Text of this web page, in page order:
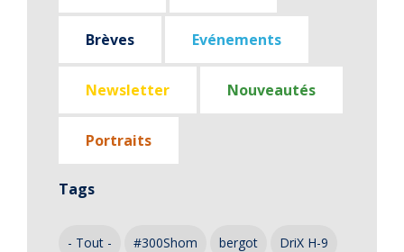
Brèves Evénements
Newsletter Nouveautés
Portraits
Tags
- Tout - #300Shom bergot DriX H-9